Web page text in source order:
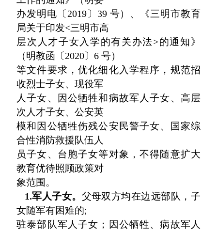
办发明电〔2019〕39 号）、《三明市教育
局关于印发<三明市高
层次人才子女入学的有关办法>的通知》
（明教函〔2020〕6 号）
等文件要求，优化细化入学程序，规范招
收烈士子女、现役军
人子女、因公牺牲和病故军人子女、高层
次人才子女、公安英
模和因公牺牲伤残公安民警子女、国家综
合性消防救援队伍人
员子女、台胞子女等对象，不得随意扩大
教育优待照顾政策对
象范围。
1.军人子女。 父母双方均在边远部队，子
女随军有困难的;
驻泰部队军人子女；因公牺牲、病故军人